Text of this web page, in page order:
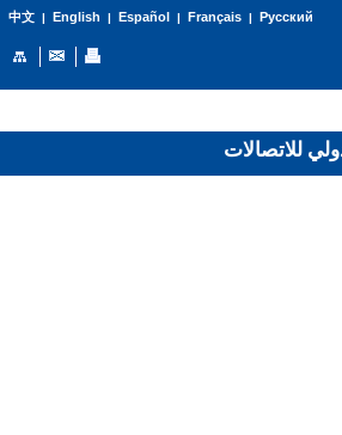
中文| English | Español | Français| Русский
للاتصالات